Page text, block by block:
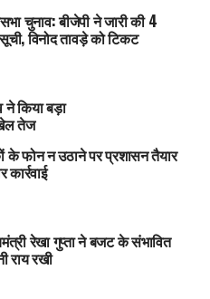
चुनाव: बीजेपी ने जारी की 4
सूची, विनोद तावड़े को टिकट
किया बड़ा
तेज
के फोन न उठाने पर प्रशासन तैयार
रेखा गुप्ता ने बजट के संभावित
राय रखी